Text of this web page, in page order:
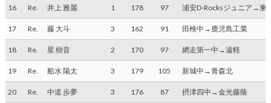
16 Re. 井上 雅麗 1 178 97 浦安D-Rocksジュニア→東
17 Re. 藤 大斗 3 162 91 田検中→鹿児島工業
18 Re. 星 樹音 2 170 97 網走第一中→遠軽
19 Re. 船水 陽太 3 179 105 新城中→青森北
20 Re. 中道 歩夢 3 176 87 摂津四中→金光藤蔭